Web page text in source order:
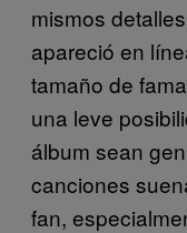
mismos
apareció en
tamaño de
una leve
álbum sean
canciones
fan,